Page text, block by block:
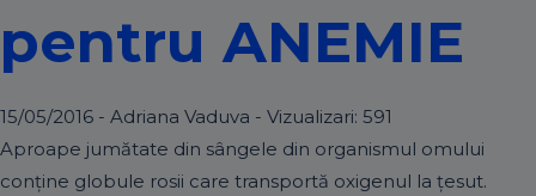
pentru ANEMIE
15/05/2016 - Adriana Vaduva - Vizualizari: 591
Aproape jumătate din sângele din organismul omului
conţine globule rosii care transportă oxigenul la ţesut.